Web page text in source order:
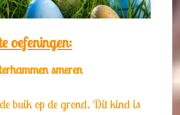
oefeningen:
smeren
buik op de grond. Dit kind is